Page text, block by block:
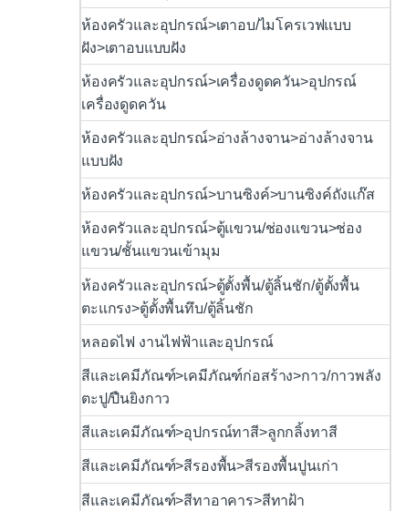
ห้องครัวและอุปกรณ์>เตาอบ/ไมโครเวฟแบบ
ฝัง>เตาอบแบบฝัง
ห้องครัวและอุปกรณ์>เครื่องดูดควัน>อุปกรณ์
เครื่องดูดควัน
ห้องครัวและอุปกรณ์>อ่างล้างจาน>อ่างล้างจาน
แบบฝัง
ห้องครัวและอุปกรณ์>บานซิงค์>บานซิงค์ถังแก๊ส
ห้องครัวและอุปกรณ์>ตู้แขวน/ช่องแขวน>ช่อง
แขวน/ชั้นแขวนเข้ามุม
ห้องครัวและอุปกรณ์>ตู้ตั้งพื้น/ตู้ลิ้นชัก/ตู้ตั้งพื้น
ตะแกรง>ตู้ตั้งพื้นทึบ/ตู้ลิ้นชัก
หลอดไฟ งานไฟฟ้าและอุปกรณ์
สีและเคมีภัณฑ์>เคมีภัณฑ์ก่อสร้าง>กาว/กาวพลัง
ตะปู/ปืนยิงกาว
สีและเคมีภัณฑ์>อุปกรณ์ทาสี>ลูกกลิ้งทาสี
สีและเคมีภัณฑ์>สีรองพื้น>สีรองพื้นปูนเก่า
สีและเคมีภัณฑ์>สีทาอาคาร>สีทาฝ้า